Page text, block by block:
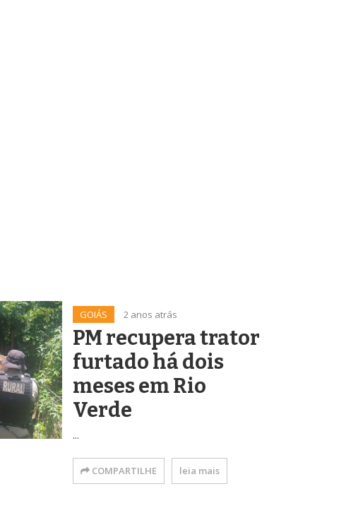
GOIÁS 2 anos atrás
PM recupera trator
furtado há dois
meses em Rio
Verde
...
COMPARTILHE leia mais